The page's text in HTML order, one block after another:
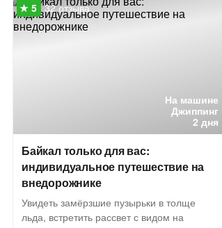
На машине
Джиппинг
2 дня
32 отзыва
Байкал только для вас:
индивидуальное путешествие на
внедорожнике
Увидеть замёрзшие пузырьки в толще
льда, встретить рассвет с видом на